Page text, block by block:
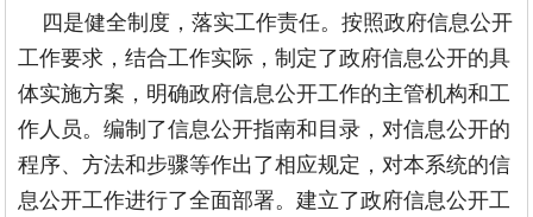
四是健全制度，落实工作责任。按照政府信息公开
工作要求，结合工作实际，制定了政府信息公开的具
体实施方案，明确政府信息公开工作的主管机构和工
作人员。编制了信息公开指南和目录，对信息公开的
程序、方法和步骤等作出了相应规定，对本系统的信
息公开工作进行了全面部署。建立了政府信息公开工